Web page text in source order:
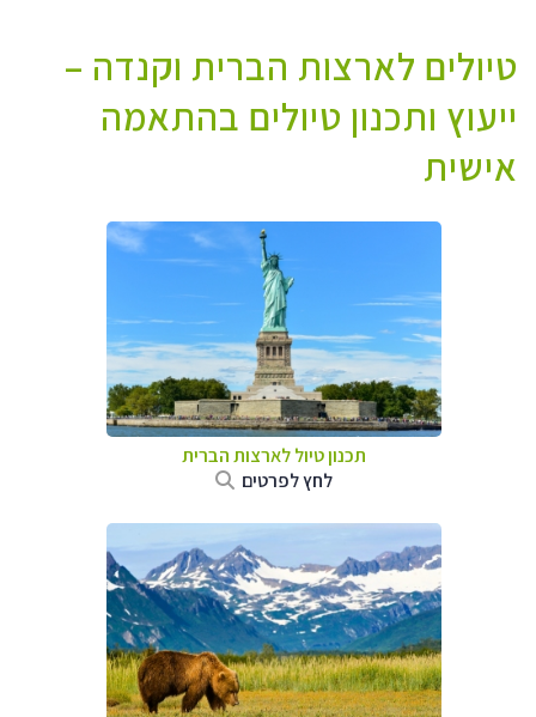
טיולים לארצות הברית וקנדה –
ייעוץ ותכנון טיולים בהתאמה
אישית
תכנון טיול לארצות הברית
לחץ לפרטים